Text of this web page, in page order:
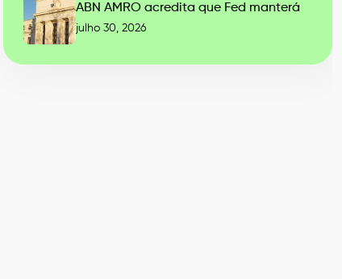
ABN AMRO acredita que Fed manterá
julho 30, 2026